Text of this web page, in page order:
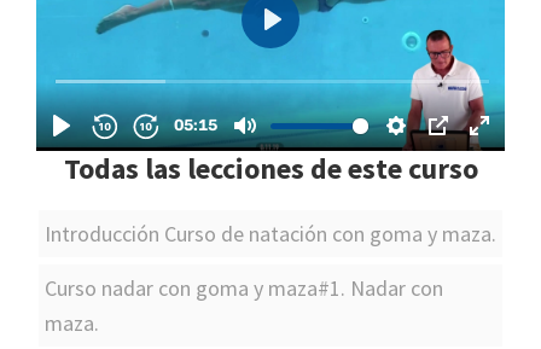
Todas las lecciones de este curso
Introducción Curso de natación con goma y maza.
Curso nadar con goma y maza#1. Nadar con
maza.